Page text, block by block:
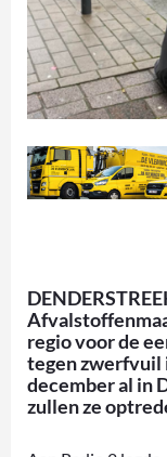
regio voor de
tegen zwerfvuil
december al in
zullen ze